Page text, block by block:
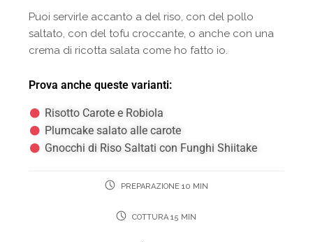
Puoi servirle accanto a del riso, con del pollo
saltato, con del tofu croccante, o anche con una
crema di ricotta salata come ho fatto io.
Prova anche queste varianti:
Risotto Carote e Robiola
Plumcake salato alle carote
Gnocchi di Riso Saltati con Funghi Shiitake
PREPARAZIONE 10 MIN
COTTURA 15 MIN